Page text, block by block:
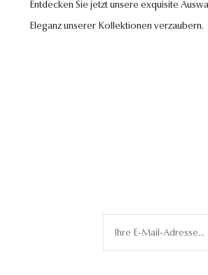
Entdecken Sie jetzt unsere exquisite
Eleganz unserer Kollektionen verzaubern.